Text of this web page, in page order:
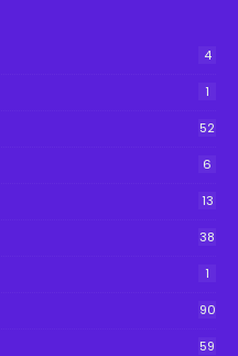
4
1
52
6
13
38
1
90
59